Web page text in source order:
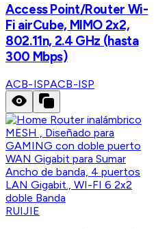
Access Point/Router Wi-
Fi airCube, MIMO 2x2,
802.11n, 2.4 GHz (hasta
300 Mbps)
ACB-ISPACB-ISP
RUIJIE